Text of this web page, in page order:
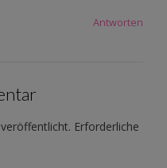
Antworten
Erforderliche